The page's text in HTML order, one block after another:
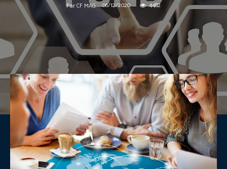
ParCF MAG 06/12/2020 4482